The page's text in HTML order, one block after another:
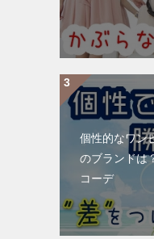
個性的なワン
のブランドは
コーデ